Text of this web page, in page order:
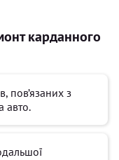
карданного
пов’язаних з
авто.